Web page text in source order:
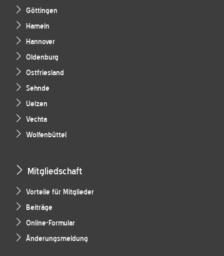
Göttingen
Hameln
Hannover
Oldenburg
Ostfriesland
Sehnde
Uelzen
Vechta
Wolfenbüttel
Mitgliedschaft
Vorteile für Mitglieder
Beiträge
Online-Formular
Änderungsmeldung